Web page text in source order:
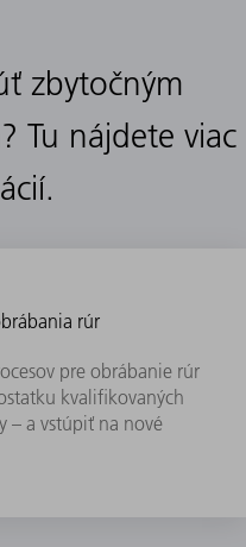
zbytočným
Tu nájdete viac
rúr
pre obrábanie rúr
kvalifikovaných
– a vstúpiť na nové
rúr laserom
rúr?